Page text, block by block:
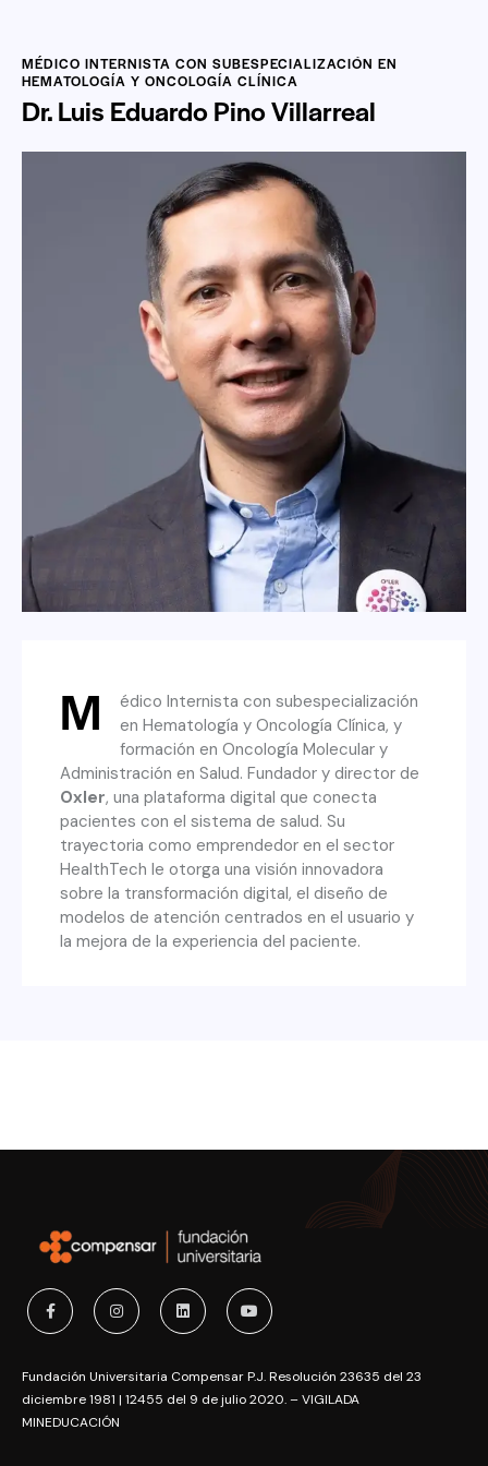
MÉDICO INTERNISTA CON SUBESPECIALIZACIÓN EN
HEMATOLOGÍA Y ONCOLOGÍA CLÍNICA
Dr. Luis Eduardo Pino Villarreal
M
édico Internista con subespecialización
en Hematología y Oncología Clínica, y
formación en Oncología Molecular y
Administración en Salud. Fundador y director de
Oxler, una plataforma digital que conecta
pacientes con el sistema de salud. Su
trayectoria como emprendedor en el sector
HealthTech le otorga una visión innovadora
sobre la transformación digital, el diseño de
modelos de atención centrados en el usuario y
la mejora de la experiencia del paciente.
Fundación Universitaria Compensar P.J. Resolución 23635 del 23
diciembre 1981 | 12455 del 9 de julio 2020. – VIGILADA
MINEDUCACIÓN